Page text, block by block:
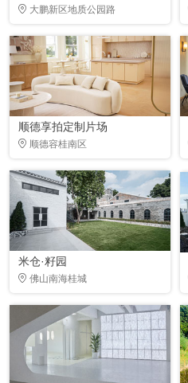
大鹏新区地质公园路
顺德享拍定制片场
顺德容桂南区
米仓·籽园
佛山南海桂城